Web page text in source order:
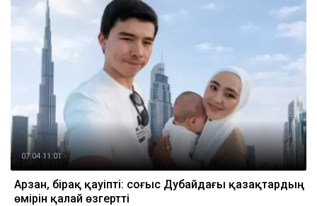
07.04 11:01
Арзан, бірақ қауіпті: соғыс Дубайдағы қазақтардың
өмірін қалай өзгертті